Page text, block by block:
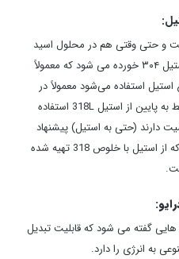
است و حتی وقتی هم در محلول اسید
سولفوریک گذاشته شود دیرتر از استیل ۳۰۴ خورده می شود که معمولاً
استفاده می‌شود معمولاً در
ساعت‌های لاکچری با قیمت متوسط به پایین از استیل 318L استفاده
دارند (حتی به استیل) پیشنهاد
می‌شود از محصولاتی استفاده کنند که از استیل با خلوص 318 تهیه شده
گفته می شود که قابلیت تبدیل
به انرژی را دارد.